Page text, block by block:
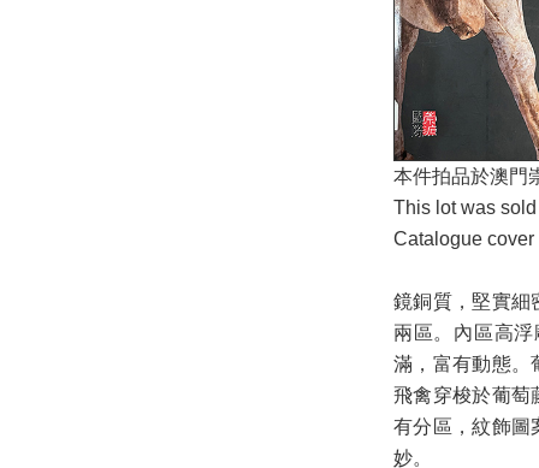
本件拍品於澳門
This lot was
Catalogue
鏡銅質，堅實細
兩區。內區高
滿，富有動態。
飛禽穿梭於葡萄
有分區，紋飾圖
妙。